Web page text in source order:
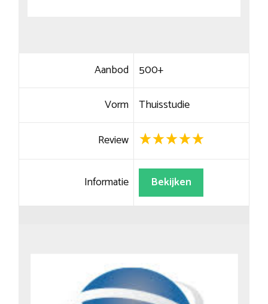
Aanbod 500+
Vorm Thuisstudie
Review
Informatie Bekijken